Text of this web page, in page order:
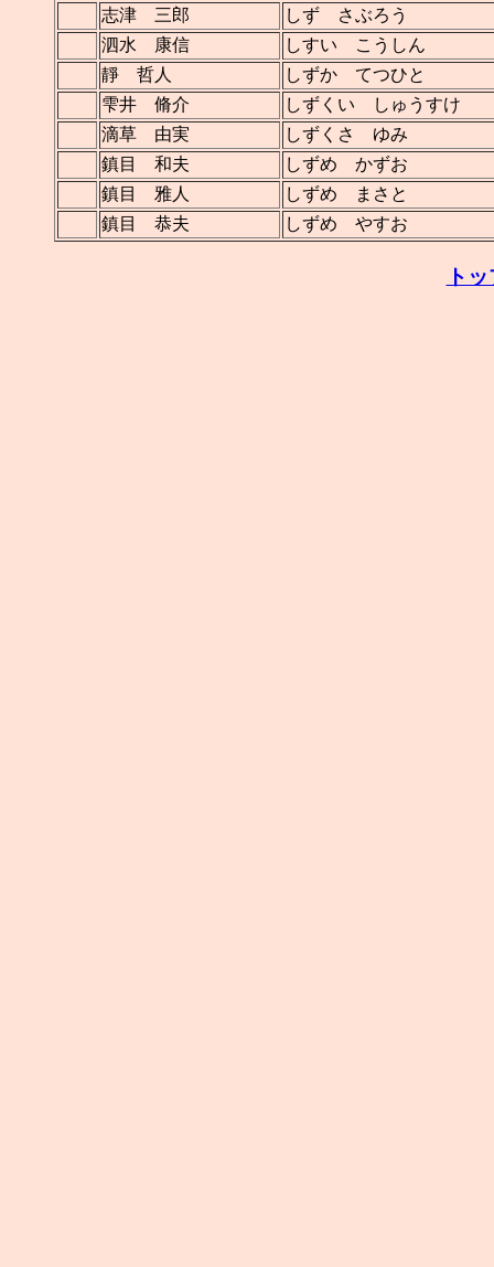
志津 三郎
しず さぶろう
泗水 康信
しすい こうしん
靜 哲人
しずか てつひと
雫井 脩介
しずくい しゅうすけ
滴草 由実
しずくさ ゆみ
鎮目 和夫
しずめ かずお
鎮目 雅人
しずめ まさと
鎮目 恭夫
しずめ やすお
ト